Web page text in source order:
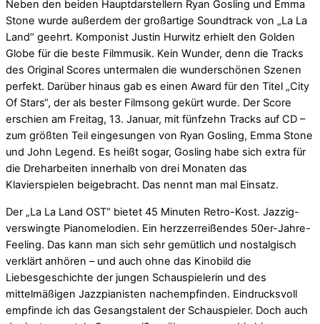
Neben den beiden Hauptdarstellern Ryan Gosling und Emma
Stone wurde außerdem der großartige Soundtrack von „La La
Land“ geehrt. Komponist Justin Hurwitz erhielt den Golden
Globe für die beste Filmmusik. Kein Wunder, denn die Tracks
des Original Scores untermalen die wunderschönen Szenen
perfekt. Darüber hinaus gab es einen Award für den Titel „City
Of Stars“, der als bester Filmsong gekürt wurde. Der Score
erschien am Freitag, 13. Januar, mit fünfzehn Tracks auf CD –
zum größten Teil eingesungen von Ryan Gosling, Emma Stone
und John Legend. Es heißt sogar, Gosling habe sich extra für
die Dreharbeiten innerhalb von drei Monaten das
Klavierspielen beigebracht. Das nennt man mal Einsatz.
Der „La La Land OST“ bietet 45 Minuten Retro-Kost. Jazzig-
verswingte Pianomelodien. Ein herzzerreißendes 50er-Jahre-
Feeling. Das kann man sich sehr gemütlich und nostalgisch
verklärt anhören – und auch ohne das Kinobild die
Liebesgeschichte der jungen Schauspielerin und des
mittelmäßigen Jazzpianisten nachempfinden. Eindrucksvoll
empfinde ich das Gesangstalent der Schauspieler. Doch auch